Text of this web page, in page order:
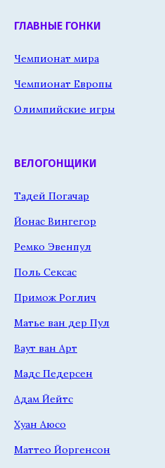
ГЛАВНЫЕ ГОНКИ
Чемпионат мира
Чемпионат Европы
Олимпийские игры
ВЕЛОГОНЩИКИ
Тадей Погачар
Йонас Вингегор
Ремко Эвенпул
Поль Сексас
Примож Роглич
Матье ван дер Пул
Ваут ван Арт
Мадс Педерсен
Адам Йейтс
Хуан Аюсо
Маттео Йоргенсон